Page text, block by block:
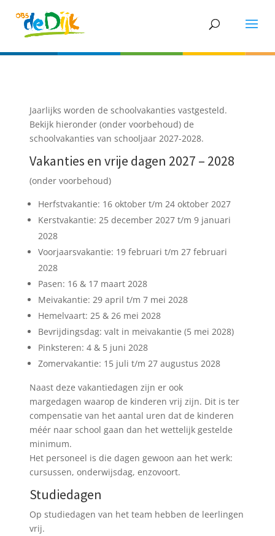
Jaarlijks worden de schoolvakanties vastgesteld.
Bekijk hieronder (onder voorbehoud) de
schoolvakanties van schooljaar 2027-2028.
Vakanties en vrije dagen 2027 – 2028
(onder voorbehoud)
Herfstvakantie: 16 oktober t/m 24 oktober 2027
Kerstvakantie: 25 december 2027 t/m 9 januari
2028
Voorjaarsvakantie: 19 februari t/m 27 februari
2028
Pasen: 16 & 17 maart 2028
Meivakantie: 29 april t/m 7 mei 2028
Hemelvaart: 25 & 26 mei 2028
Bevrijdingsdag: valt in meivakantie (5 mei 2028)
Pinksteren: 4 & 5 juni 2028
Zomervakantie: 15 juli t/m 27 augustus 2028
Naast deze vakantiedagen zijn er ook
margedagen waarop de kinderen vrij zijn. Dit is ter
compensatie van het aantal uren dat de kinderen
méér naar school gaan dan het wettelijk gestelde
minimum.
Het personeel is die dagen gewoon aan het werk:
cursussen, onderwijsdag, enzovoort.
Studiedagen
Op studiedagen van het team hebben de leerlingen
vrij.